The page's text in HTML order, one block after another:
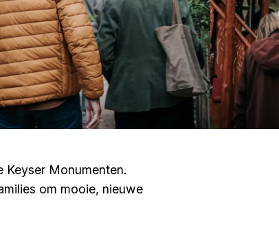
Keyser Monumenten.
om mooie, nieuwe